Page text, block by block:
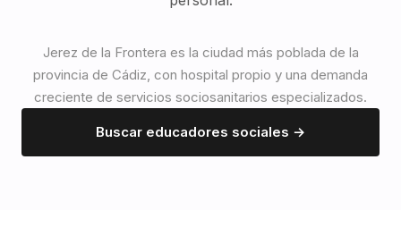
Jerez de la Frontera es la ciudad más poblada de la
provincia de Cádiz, con hospital propio y una demanda
creciente de servicios sociosanitarios especializados.
Buscar educadores sociales →